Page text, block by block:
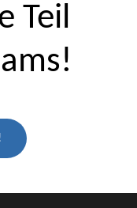
Teil